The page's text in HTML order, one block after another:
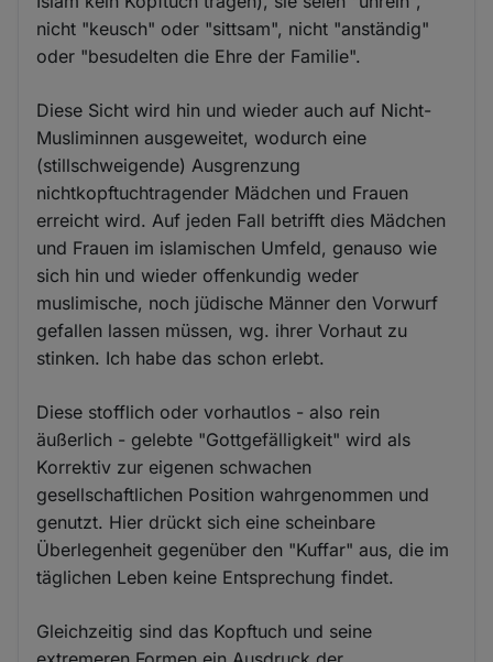
nicht "keusch" oder "sittsam", nicht "anständig"
oder "besudelten die Ehre der Familie".
Diese Sicht wird hin und wieder auch auf Nicht-
Musliminnen ausgeweitet, wodurch eine
(stillschweigende) Ausgrenzung
nichtkopftuchtragender Mädchen und Frauen
erreicht wird. Auf jeden Fall betrifft dies Mädchen
und Frauen im islamischen Umfeld, genauso wie
sich hin und wieder offenkundig weder
muslimische, noch jüdische Männer den Vorwurf
gefallen lassen müssen, wg. ihrer Vorhaut zu
stinken. Ich habe das schon erlebt.
Diese stofflich oder vorhautlos - also rein
äußerlich - gelebte "Gottgefälligkeit" wird als
Korrektiv zur eigenen schwachen
gesellschaftlichen Position wahrgenommen und
genutzt. Hier drückt sich eine scheinbare
Überlegenheit gegenüber den "Kuffar" aus, die im
täglichen Leben keine Entsprechung findet.
Gleichzeitig sind das Kopftuch und seine